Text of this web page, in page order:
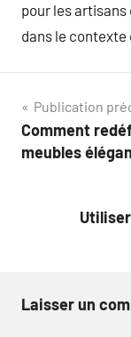
pour les artisans
dans le
de
Publication
Comment
meubles
Laisser un